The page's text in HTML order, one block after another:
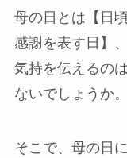
母の日とは【日
感謝を表す日】
気持を伝えるの
ないでしょうか。
そこで、母の日